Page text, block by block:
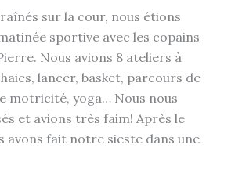
sur la cour, nous étions
sportive avec les copains
Nous avions 8 ateliers à
lancer, basket, parcours de
motricité, yoga… Nous nous
et avions très faim! Après le
avons fait notre sieste dans une